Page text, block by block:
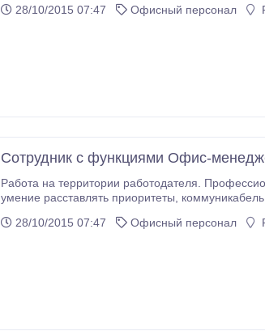
28/10/2015 07:47
Офисный персонал
Сотрудник с функциями Офис-
Работа на территории работодателя.
умение расставлять приоритеты, коммуникабельность‚
28/10/2015 07:47
Офисный персонал